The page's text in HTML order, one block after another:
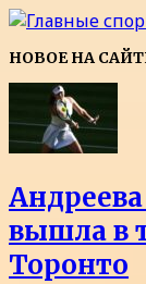
НОВОЕ НА
вышла в
Торонто